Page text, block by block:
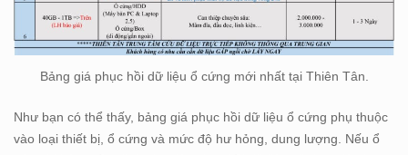
Bảng giá phục hồi dữ liệu ổ cứng mới nhất tại Thiên Tân.
Như bạn có thể thấy, bảng giá phục hồi dữ liệu ổ cứng phụ thuộc
vào loại thiết bị, ổ cứng và mức độ hư hỏng, dung lượng. Nếu ổ